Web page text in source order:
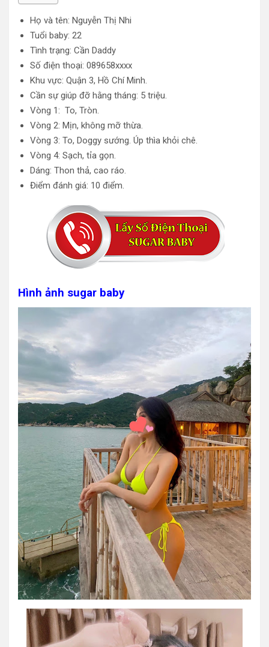
Họ và tên: Nguyễn Thị Nhi
Tuổi baby: 22
Tình trạng: Cần Daddy
Số điện thoại: 089658xxxx
Khu vực: Quận 3, Hồ Chí Minh.
Cần sự giúp đỡ hằng tháng: 5 triệu.
Vòng 1: To, Tròn.
Vòng 2: Mịn, không mỡ thừa.
Vòng 3: To, Doggy sướng. Úp thìa khỏi chê.
Vòng 4: Sạch, tỉa gọn.
Dáng: Thon thả, cao ráo.
Điểm đánh giá: 10 điểm.
Hình ảnh sugar baby